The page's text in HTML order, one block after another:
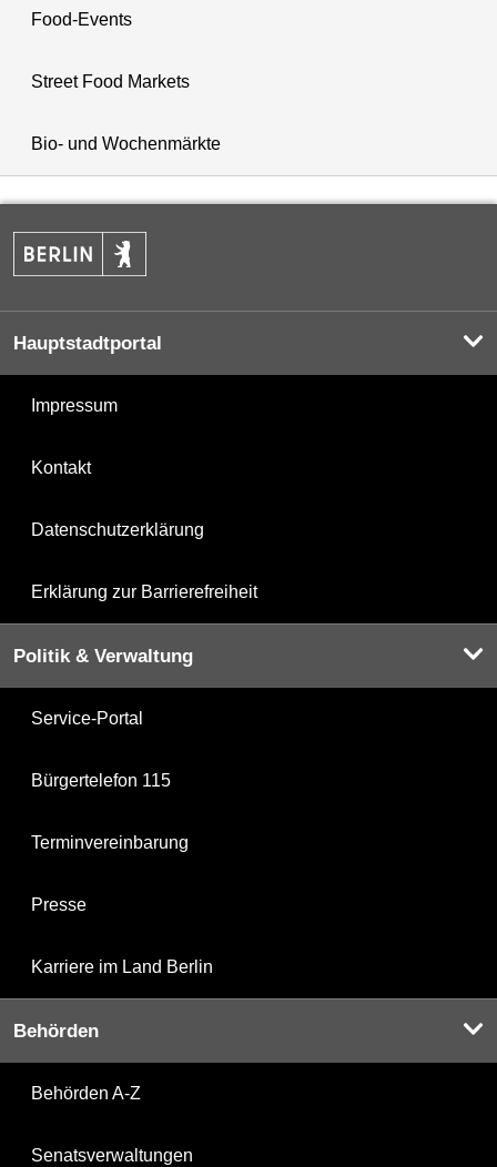
Food-Events
Street Food Markets
Bio- und Wochenmärkte
Hauptstadtportal
Impressum
Kontakt
Datenschutzerklärung
Erklärung zur Barrierefreiheit
Politik & Verwaltung
Service-Portal
Bürgertelefon 115
Terminvereinbarung
Presse
Karriere im Land Berlin
Behörden
Behörden A-Z
Senatsverwaltungen